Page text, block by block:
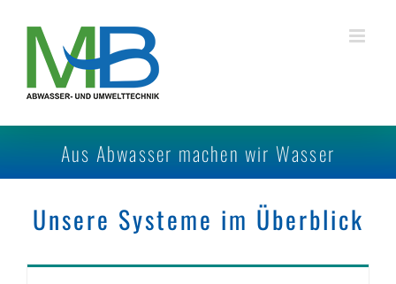
Inhalt
springen
Aus Abwasser machen wir Wasser
Unsere Systeme im Überblick